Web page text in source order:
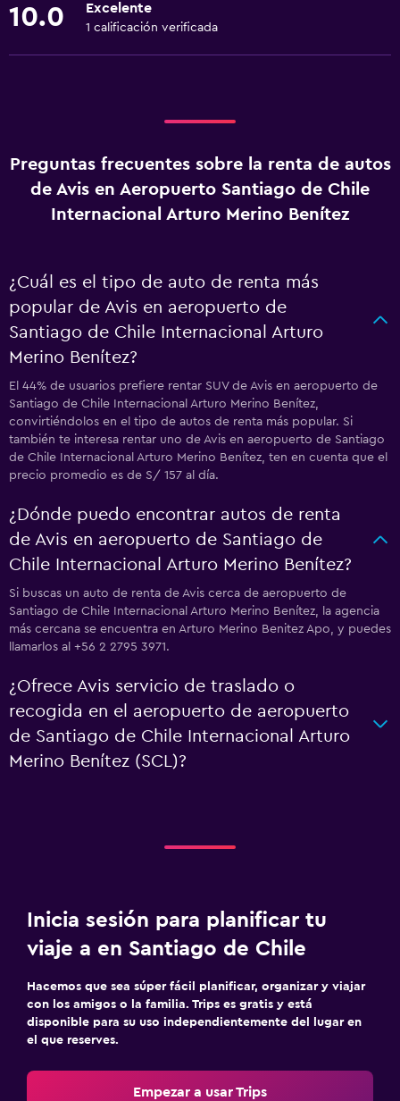
10.0 Excelente
1 calificación verificada
Preguntas frecuentes sobre la renta de autos
de Avis en Aeropuerto Santiago de Chile
Internacional Arturo Merino Benítez
¿Cuál es el tipo de auto de renta más
popular de Avis en aeropuerto de
Santiago de Chile Internacional Arturo
Merino Benítez?
El 44% de usuarios prefiere rentar SUV de Avis en aeropuerto de
Santiago de Chile Internacional Arturo Merino Benítez,
convirtiéndolos en el tipo de autos de renta más popular. Si
también te interesa rentar uno de Avis en aeropuerto de Santiago
de Chile Internacional Arturo Merino Benítez, ten en cuenta que el
precio promedio es de S/ 157 al día.
¿Dónde puedo encontrar autos de renta
de Avis en aeropuerto de Santiago de
Chile Internacional Arturo Merino Benítez?
Si buscas un auto de renta de Avis cerca de aeropuerto de
Santiago de Chile Internacional Arturo Merino Benítez, la agencia
más cercana se encuentra en Arturo Merino Benitez Apo, y puedes
llamarlos al +56 2 2795 3971.
¿Ofrece Avis servicio de traslado o
recogida en el aeropuerto de aeropuerto
de Santiago de Chile Internacional Arturo
Merino Benítez (SCL)?
Inicia sesión para planificar tu
viaje a en Santiago de Chile
Hacemos que sea súper fácil planificar, organizar y viajar
con los amigos o la familia. Trips es gratis y está
disponible para su uso independientemente del lugar en
el que reserves.
Empezar a usar Trips